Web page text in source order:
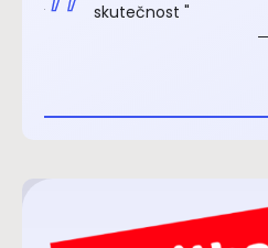
skutečnost "